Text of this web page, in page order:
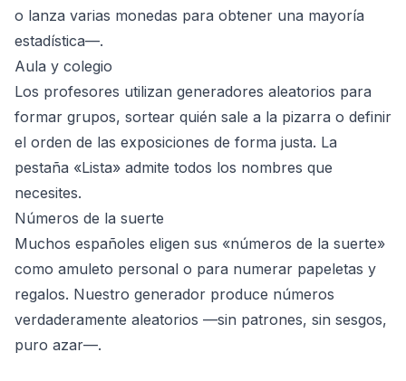
o lanza varias monedas para obtener una mayoría
estadística—.
Aula y colegio
Los profesores utilizan generadores aleatorios para
formar grupos, sortear quién sale a la pizarra o definir
el orden de las exposiciones de forma justa. La
pestaña «Lista» admite todos los nombres que
necesites.
Números de la suerte
Muchos españoles eligen sus «números de la suerte»
como amuleto personal o para numerar papeletas y
regalos. Nuestro generador produce números
verdaderamente aleatorios —sin patrones, sin sesgos,
puro azar—.